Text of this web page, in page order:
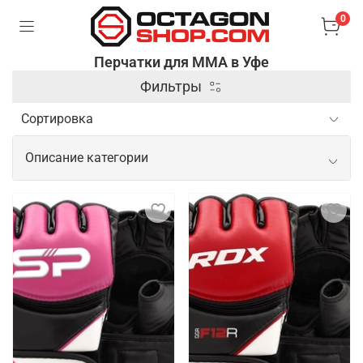
0
Перчатки для ММА в Уфе
Фильтры
Описание категории
Профессиональные перчатки для
ММА
Перчатки для ММА (смешанных боевых искусств)
– это специальные аксессуары, которые
используются для защиты рук и обеспечения
безопасности бойцов во время тренировок и
соревнований. Они отличаются от боксерских
перчаток тем, что имеют открытые пальцы и